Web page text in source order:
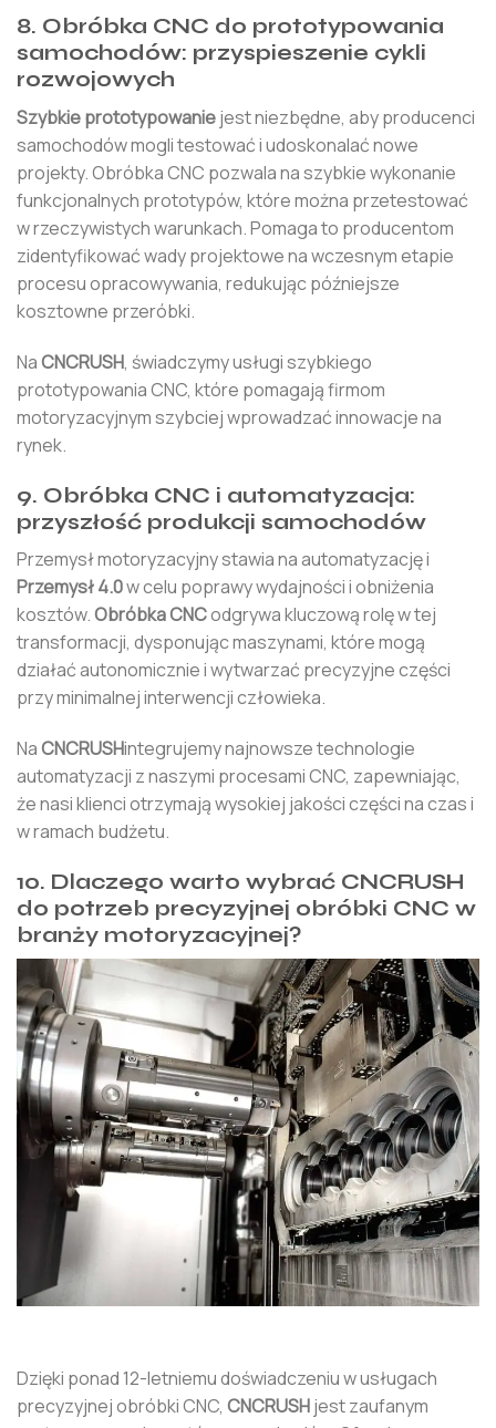
8. Obróbka CNC do prototypowania
samochodów: przyspieszenie cykli
rozwojowych
Szybkie prototypowaniejest niezbędne, aby producenci
samochodów mogli testować i udoskonalać nowe
projekty. Obróbka CNC pozwala na szybkie wykonanie
funkcjonalnych prototypów, które można przetestować
w rzeczywistych warunkach. Pomaga to producentom
zidentyfikować wady projektowe na wczesnym etapie
procesu opracowywania, redukując późniejsze
kosztowne przeróbki.
NaCNCRUSH, świadczymy usługi szybkiego
prototypowania CNC, które pomagają firmom
motoryzacyjnym szybciej wprowadzać innowacje na
rynek.
9. Obróbka CNC i automatyzacja:
przyszłość produkcji samochodów
Przemysł motoryzacyjny stawia na automatyzację i
Przemysł 4.0w celu poprawy wydajności i obniżenia
kosztów.Obróbka CNCodgrywa kluczową rolę w tej
transformacji, dysponując maszynami, które mogą
działać autonomicznie i wytwarzać precyzyjne części
przy minimalnej interwencji człowieka.
NaCNCRUSHintegrujemy najnowsze technologie
automatyzacji z naszymi procesami CNC, zapewniając,
że nasi klienci otrzymają wysokiej jakości części na czas i
w ramach budżetu.
10. Dlaczego warto wybrać CNCRUSH
do potrzeb precyzyjnej obróbki CNC w
branży motoryzacyjnej?
Dzięki ponad 12-letniemu doświadczeniu w usługach
precyzyjnej obróbki CNC, CNCRUSHjest zaufanym